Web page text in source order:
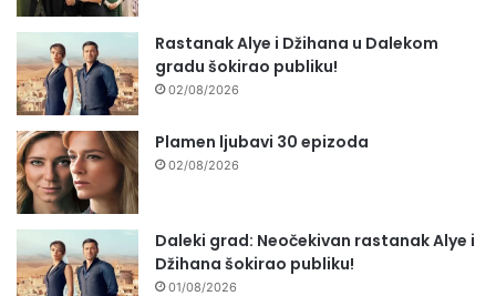
Rastanak Alye i Džihana u Dalekom
gradu šokirao publiku!
02/08/2026
Plamen ljubavi 30 epizoda
02/08/2026
Daleki grad: Neočekivan rastanak Alye i
Džihana šokirao publiku!
01/08/2026